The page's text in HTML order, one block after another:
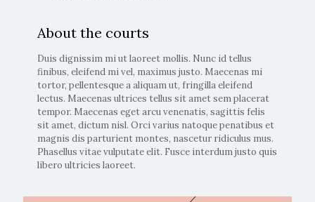
About the courts
Duis dignissim mi ut laoreet mollis. Nunc id tellus
finibus, eleifend mi vel, maximus justo. Maecenas mi
tortor, pellentesque a aliquam ut, fringilla eleifend
lectus. Maecenas ultrices tellus sit amet sem placerat
tempor. Maecenas eget arcu venenatis, sagittis felis
sit amet, dictum nisl. Orci varius natoque penatibus et
magnis dis parturient montes, nascetur ridiculus mus.
Phasellus vitae vulputate elit. Fusce interdum justo quis
libero ultricies laoreet.